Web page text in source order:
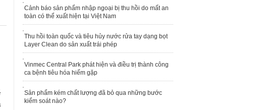
Cảnh báo sản phẩm nhập ngoại bị thu hồi do mất an
toàn có thể xuất hiện tại Việt Nam
Thu hồi toàn quốc và tiêu hủy nước rửa tay dạng bọt
Layer Clean do sản xuất trái phép
Vinmec Central Park phát hiện và điều trị thành công
ca bệnh tiêu hóa hiếm gặp
Sản phẩm kém chất lượng đã bỏ qua những bước
kiểm soát nào?